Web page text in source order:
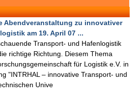
Abendveranstaltung zu innovativer
am 19. April 07 ...
Transport- und Hafenlogistik
richtige Richtung. Diesem Thema
für Logistik e.V. in
"INTRHAL – innovative Transport- und
Unive